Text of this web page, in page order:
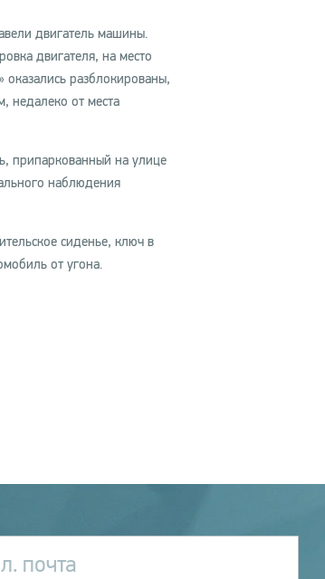
двигатель машины.
двигателя, на место
разблокированы,
недалеко от места
припаркованный на улице
наблюдения
сиденье, ключ в
от угона.
почта